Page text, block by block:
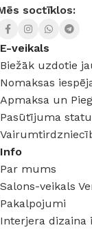
soctīklos:
E-veikals
Biežāk uzdotie
Nomaksas
Apmaksa un
Pasūtījuma
Info
Par mums
Salons-veikals
Pakalpojumi
Interjera dizaina